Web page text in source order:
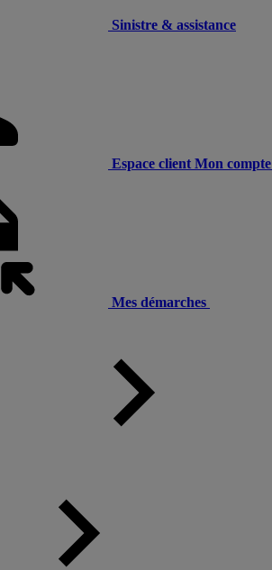
Sinistre & assistance
Espace client Mon compte
Mes démarches